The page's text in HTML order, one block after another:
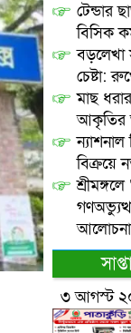
টেন্ডার
বিসিক
বড়লেখা
চেষ্টা:
মাছ
আকৃতির
ন্যাশনাল
বিক্রয়ে
৩ আগস্ট